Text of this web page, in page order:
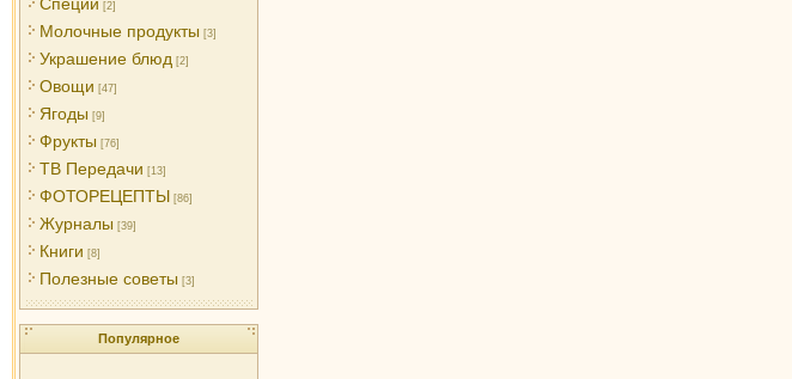
[2]
Молочные продукты [3]
Украшение блюд [2]
Овощи [47]
Ягоды [9]
Фрукты [76]
ТВ Передачи [13]
ФОТОРЕЦЕПТЫ [86]
Журналы [39]
Книги [8]
Полезные советы [3]
Популярное